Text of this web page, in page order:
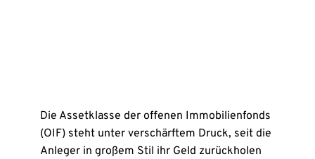
Die Assetklasse der offenen Immobilienfonds
(OIF) steht unter verschärftem Druck, seit die
Anleger in großem Stil ihr Geld zurückholen